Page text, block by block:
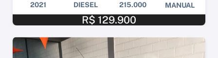
2021 DIESEL 215.000 MANUAL
R$ 129.900